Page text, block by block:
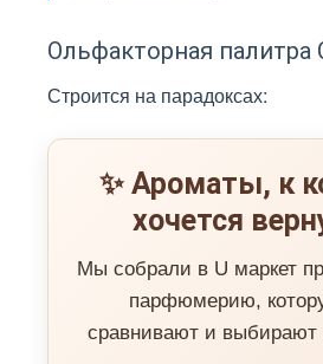
Ольфакторная палитра
Строится на парадоксах:
✨ Ароматы, к
хочется
Мы собрали в U маркет
парфюмерию,
сравнивают и выбирают